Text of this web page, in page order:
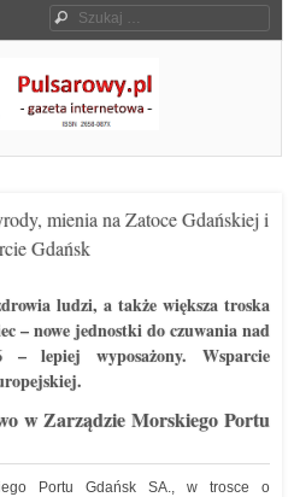
Szukaj
mienia na Zatoce Gdańskiej i
Gdańsk
ludzi, a także większa troska
– nowe jednostki do czuwania nad
– lepiej wyposażony. Wsparcie
w Zarządzie Morskiego Portu
Portu Gdańsk SA., w trosce o